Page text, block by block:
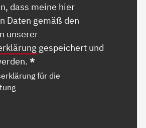
dass meine hier
Daten gemäß den
unserer
gespeichert und
*
für die